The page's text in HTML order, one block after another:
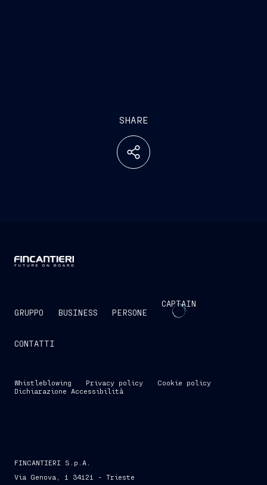
SHARE
GRUPPO BUSINESS PERSONE
CAPTAIN
CONTATTI
Whistleblowing Privacy policy
Cookie policy
Dichiarazione Accessibilità
FINCANTIERI S.p.A.
Via Genova, 1 34121 - Trieste